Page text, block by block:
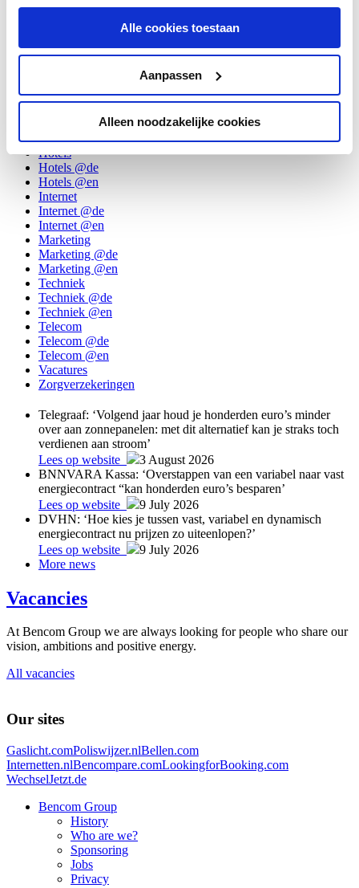
Alle cookies toestaan
Aanpassen
Alleen noodzakelijke cookies
Digitale televisie
Digitale televisie @de
Divers
Energie
Energie @en
General
Hotels
Hotels @de
Hotels @en
Internet
Internet @de
Internet @en
Marketing
Marketing @de
Marketing @en
Techniek
Techniek @de
Techniek @en
Telecom
Telecom @de
Telecom @en
Vacatures
Zorgverzekeringen
Telegraaf: ‘Volgend jaar houd je honderden euro’s minder
over aan zonnepanelen: met dit alternatief kan je straks toch
verdienen aan stroom’
Lees op website
3 August 2026
BNNVARA Kassa: ‘Overstappen van een variabel naar vast
energiecontract “kan honderden euro’s besparen’
Lees op website
9 July 2026
DVHN: ‘Hoe kies je tussen vast, variabel en dynamisch
energiecontract nu prijzen zo uiteenlopen?’
Lees op website
9 July 2026
More news
Vacancies
At Bencom Group we are always looking for people who share our
vision, ambitions and positive energy.
All vacancies
Our sites
Gaslicht.comPoliswijzer.nlBellen.com
Internetten.nlBencompare.comLookingforBooking.com
WechselJetzt.de
Bencom Group
History
Who are we?
Sponsoring
Jobs
Privacy